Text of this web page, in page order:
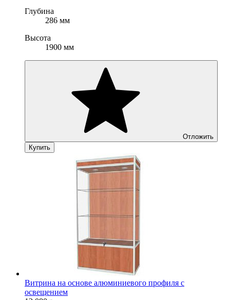
Глубина
286 мм
Высота
1900 мм
Отложить
Купить
Витрина на основе алюминиевого профиля с
освещением